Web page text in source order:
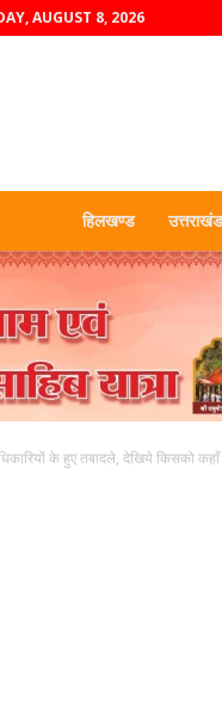
AUGUST 8, 2026
हिलखण्ड उत्तराखंड
के हुए तबादले, देखिये किसको